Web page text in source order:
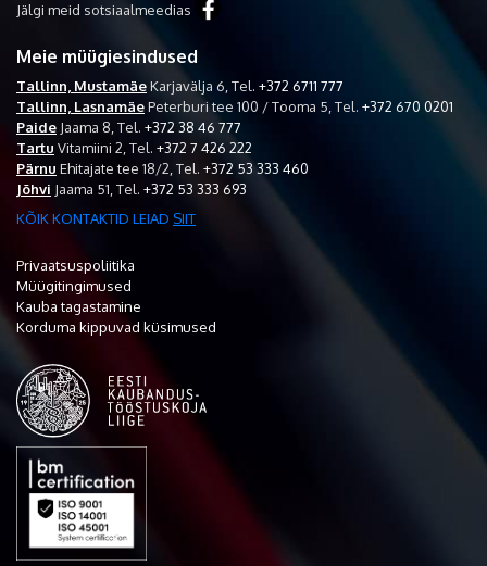
Jälgi meid sotsiaalmeedias
Meie müügiesindused
Tallinn, MustamäeKarjavälja 6, Tel. +372 6711 777
Tallinn, LasnamäePeterburi tee 100 / Tooma 5, Tel. +372 670 0201
Paide Jaama 8, Tel. +372 38 46 777
Tartu Vitamiini 2, Tel. +372 7 426 222
Pärnu Ehitajate tee 18/2, Tel. +372 53 333 460
Jõhvi Jaama 51, Tel. +372 53 333 693
KÕIK KONTAKTID LEIAD SIIT
Privaatsuspoliitika
Müügitingimused
Kauba tagastamine
Korduma kippuvad küsimused